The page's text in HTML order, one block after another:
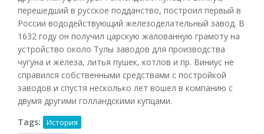
перешедший в русское подданство, построил первый в
России вододействующий железоделательный завод. В
1632 году он получил царскую жалованную грамоту на
устройство около Тулы заводов для производства
чугуна и железа, литья пушек, котлов и пр. Виниус не
справился собственными средствами с постройкой
заводов и спустя несколько лет вошел в компанию с
двумя другими голландскими купцами.
Tags:
История